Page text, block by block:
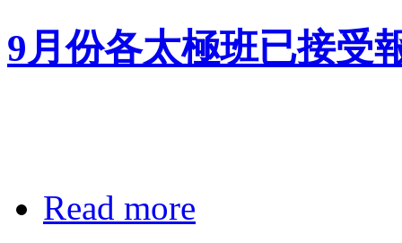
9月份各太極班已接受
Read more